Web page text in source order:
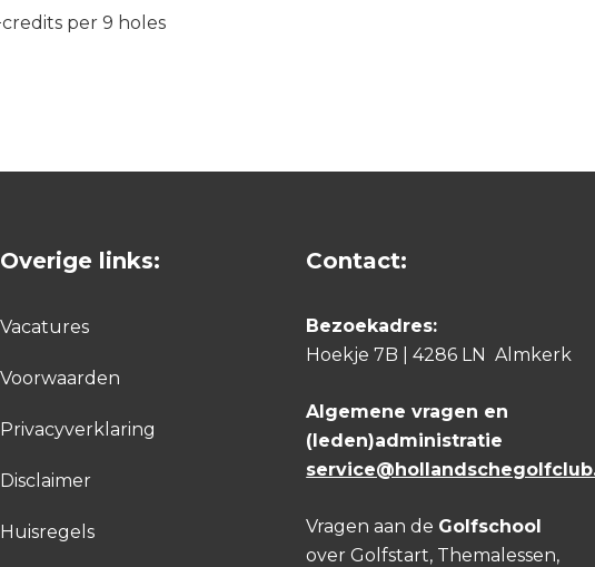
per 9 holes
Overige links:
Vacatures
Voorwaarden
Privacyverklaring
Disclaimer
Huisregels
Contact:
Bezoekadres:
Hoekje 7B | 4286 LN Almkerk
Algemene vragen en
(leden)administratie
Vragen aan de Golfschool
over Golfstart, Themalessen,